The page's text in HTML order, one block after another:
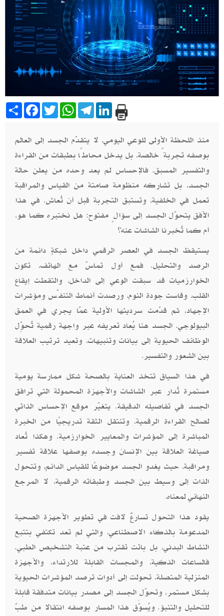
Share Facebook
TwitterWhatsAppTelegramLinkedIn
منذ اللحظة الأولى للوعي اليومي، لا يتقدّم الجسد إلى العالم
بوصفه تجربةً خالصة، بل يدخل محاطًا بطبقات من القراءة
والتفسير المسبق. فالإحساس لم يعد وحده من يعلن حالة
الجسد، بل تشاركه منظومة صامتة من القياس والمراقبة
تعمل في الخلفية، وتستبق التجربة قبل أن تُعاش. في هذا
الأفق يتحوّل الجسد إلى سؤالٍ مفتوح: هل نختبره كما هو،
أم كما تُخبرنا الشاشات عنه؟
يستيقظ الجسد في العصر الرقمي داخل شبكةٍ دائمة من
الرصد والتحليل. فمع أول تماسّ مع الهاتف، تكون
الخوارزميات قد سبقت الوعي إلى الداخل، والتقطت إيقاع
القلب، وقاست جودة النوم، ورصدت أنماط التنفّس ومؤشرات
الإجهاد، ثم قدّمت سرديتها الأولية عمّا يجري في العمق
البيولوجي. الجسد هنا يُعاد تعريفه عبر واجهة رقمية تُحوِّل
الوظائف الحيوية إلى بيانات وتنبيهات، وتعيد ترتيب العلاقة
بين الشعور والتفسير .
في هذا السياق تتخذ العناية بالصحة شكل ممارسة يومية
مستمرة تُدار عبر الشاشات والأجهزة المحمولة التي ترافق
الجسد في تفاصيله الدقيقة. يتغيّر موقع الإحساس الذاتي
لصالح القراءة الرقمية، وتنتقل الثقة تدريجيًا من الخبرة
المباشرة إلى المؤشرات والمعايير الخوارزمية. وهكذا تُعاد
صياغة العلاقة بين الإنسان وجسده بوصفها علاقة تفسير
ومراقبة، حيث يغدو الجسد موضوعًا للقياس الدائم، وتتحول
الذات إلى وسيط بين الجسد وطبقاته الرقمية، لا المرجع
النهائي لمعناه.
يقود هذا التحول تسارعٌ لافت في تطوير الأجهزة الصحية
المدعومة بالذكاء الاصطناعي، والتي لم تعد تكتفي بتتبع
النشاط البدني، بل باتت تقترب من عتبة التشخيص الطبي.
فالساعات الذكية، والمجسات القابلة للارتداء، والأجهزة
المنزلية المتصلة، تحولت إلى أدوات ترصد المؤشرات الحيوية
بشكل مستمر، وتحوّل الجسد إلى مصدر بيانات متدفقة قابلة
للتحليل والتنبؤ. ويُسوَّق هذا المسار بوصفه انتقالا من طبّ